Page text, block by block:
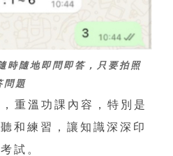
隨地即問即答，只要拍照
問題
重溫功課內容，特別是
和練習，讓知識深深印
試。